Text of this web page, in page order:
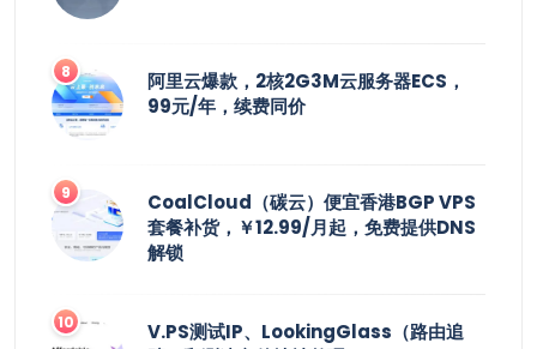
阿里云爆款，2核2G3M云服务器ECS，
99元/年，续费同价
CoalCloud（碳云）便宜香港BGP VPS
套餐补货，￥12.99/月起，免费提供DNS
解锁
V.PS测试IP、LookingGlass（路由追